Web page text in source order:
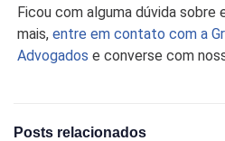
Ficou com alguma dúvida sobre
mais,entre em contato com a
Advogados e converse com
Posts relacionados